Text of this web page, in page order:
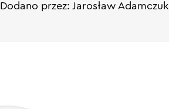
Dodano przez: Jarosław Adamczuk